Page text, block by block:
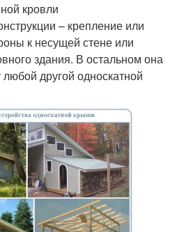
кровли
– крепление или
к несущей стене или
здания. В остальном она
другой односкатной